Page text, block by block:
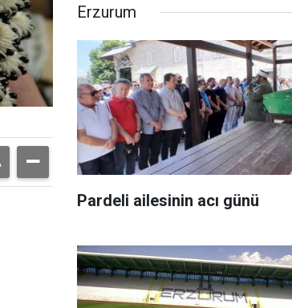
Erzurum
Pardeli ailesinin acı günü